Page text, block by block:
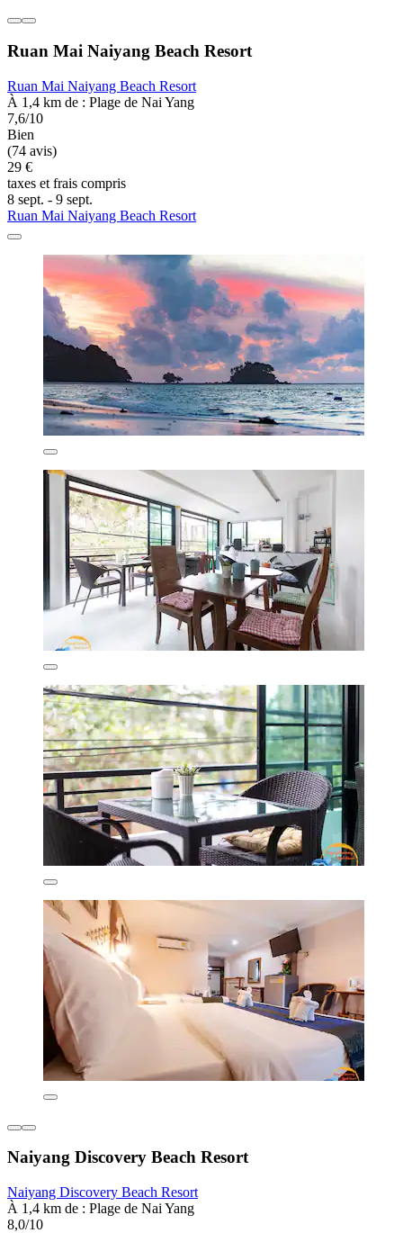
Ruan Mai Naiyang Beach Resort
Ruan Mai Naiyang Beach Resort
À 1,4 km de : Plage de Nai Yang
7,6/10
Bien
(74 avis)
29 €
taxes et frais compris
8 sept. - 9 sept.
Ruan Mai Naiyang Beach Resort
Naiyang Discovery Beach Resort
Naiyang Discovery Beach Resort
À 1,4 km de : Plage de Nai Yang
8,0/10